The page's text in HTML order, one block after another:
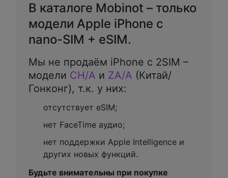
В каталоге Mobinot – только
модели Apple iPhone с
nano-SIM + eSIM.
Мы не продаём iPhone с 2SIM –
модели CH/A и ZA/A (Китай/
Гонконг), т.к. у них:
отсутствует eSIM;
нет FaceTime аудио;
нет поддержки Apple Intelligence и
других новых функций.
Будьте внимательны при покупке